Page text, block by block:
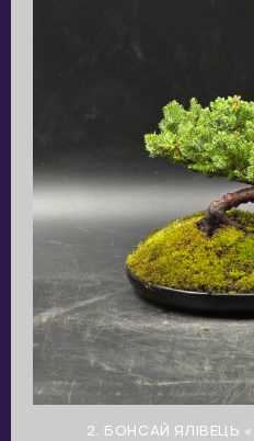
2. БОНСАЙ ЯЛІВЕЦЬ